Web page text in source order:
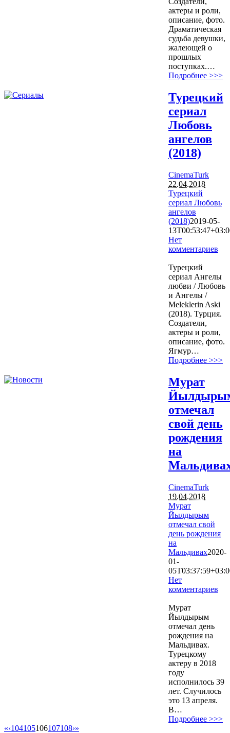
актеры и роли,
описание, фото.
Драматическая
судьба девушки,
жалеющей о
прошлых
поступках.…
Подробнее >>>
Турецкий
сериал
Любовь
ангелов
(2018)
CinemaTurk
22.04.2018
Турецкий
сериал Любовь
ангелов
(2018)2019-05-
Нет
комментариев
Турецкий
сериал Ангелы
любви / Любовь
и Ангелы /
Meleklerin Aski
(2018). Турция.
Создатели,
актеры и роли,
описание, фото.
Ягмур…
Подробнее >>>
Мурат
отмечал
свой день
рождения
на
CinemaTurk
19.04.2018
Мурат
Йылдырым
отмечал свой
день рождения
на
Мальдивах2020-
01-
Нет
комментариев
Мурат
Йылдырым
отмечал день
рождения на
Мальдивах.
Турецкому
актеру в 2018
году
исполнилось 39
лет. Случилось
это 13 апреля.
В…
Подробнее >>>
«‹104105106107108›»